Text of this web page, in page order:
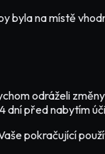
na místě
odráželi
dní před nabytím
pokračující